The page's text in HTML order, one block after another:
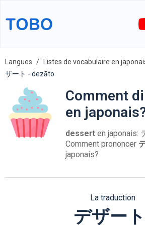
Langues Listes de vocabulaire en
ザート - dezāto
Comment
en
dessert en japonais:
Comment prononcer
japonais?
La traduction
デザート